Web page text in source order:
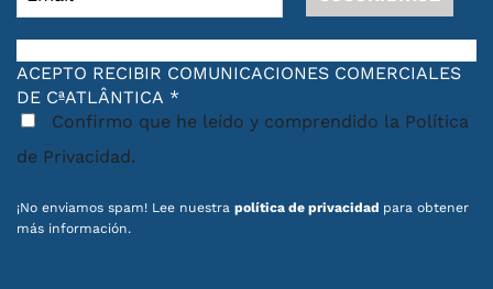
ACEPTO RECIBIR COMUNICACIONES COMERCIALES
DE CªATLÂNTICA *
Confirmo que he leído y comprendido la Política
de Privacidad.
¡No enviamos spam! Lee nuestra política de privacidad para obtener
más información.